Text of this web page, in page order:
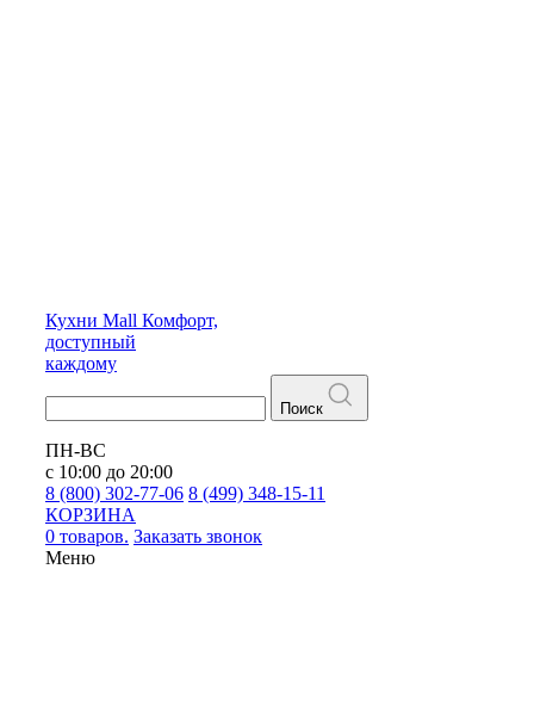
Кухни Mall Комфорт,
доступный
каждому
Поиск
ПН-ВС
с 10:00 до 20:00
8 (800) 302-77-06 8 (499) 348-15-11
КОРЗИНА
0 товаров. Заказать звонок
Меню